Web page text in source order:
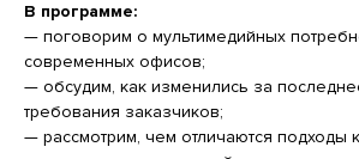
В программе:
— поговорим о мультимедийных
современных офисов;
— обсудим, как изменились за
требования заказчиков;
— рассмотрим, чем отличаются подходы